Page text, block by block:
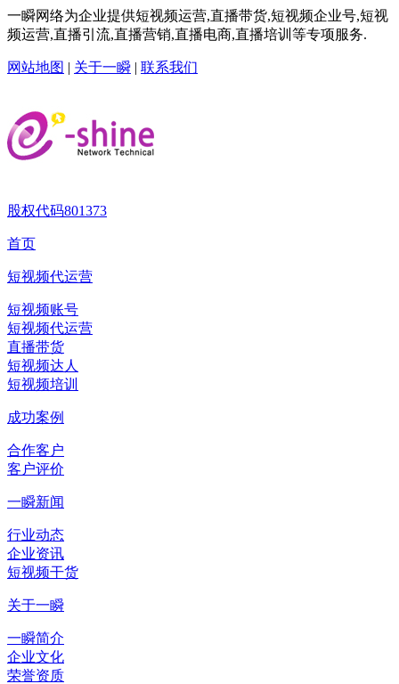
一瞬网络为企业提供短视频运营,直播带货,短视频企业号,短视
频运营,直播引流,直播营销,直播电商,直播培训等专项服务.
网站地图 | 关于一瞬 | 联系我们
股权代码801373
首页
短视频代运营
短视频账号
短视频代运营
直播带货
短视频达人
短视频培训
成功案例
合作客户
客户评价
一瞬新闻
行业动态
企业资讯
短视频干货
关于一瞬
一瞬简介
企业文化
荣誉资质